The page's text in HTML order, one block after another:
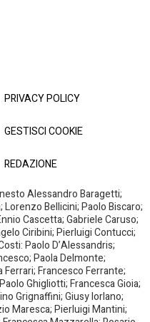
PRIVACY POLICY
GESTISCI COOKIE
REDAZIONE
Alessandro Baragetti;
Bellicini; Paolo Biscaro;
Cascetta; Gabriele Caruso;
Ciribini; Pierluigi Contucci;
Paolo D’Alessandris;
Paola Delmonte;
Ferrari; Francesco Ferrante;
Ghigliotti; Francesca Gioia;
Grignaffini; Giusy Iorlano;
Maresca; Pierluigi Mantini;